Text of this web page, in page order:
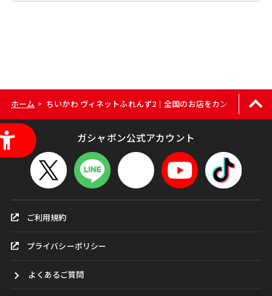
ホーム > ちいかわ ヴィネットふれんず2｜全国のお店をカンタン検索
ガシャポン公式アカウント
ご利用規約
プライバシーポリシー
よくあるご質問